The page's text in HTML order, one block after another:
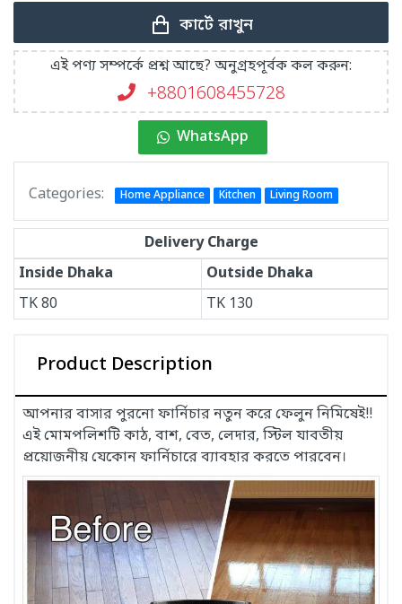
কার্টে রাখুন
এই পণ্য সম্পর্কে প্রশ্ন আছে? অনুগ্রহপূর্বক কল করুন:
+8801608455728
WhatsApp
Categories: Home Appliance Kitchen Living Room
Delivery Charge
Inside Dhaka
Outside Dhaka
TK80 TK 130
Product Description
আপনার বাসার পুরনো ফার্নিচার নতুন করে ফেলুন নিমিষেই!!
এই মোমপলিশটি কাঠ, বাশ, বেত, লেদার, স্টিল যাবতীয়
প্রয়োজনীয় যেকোন ফার্নিচারে ব্যাবহার করতে পারবেন।